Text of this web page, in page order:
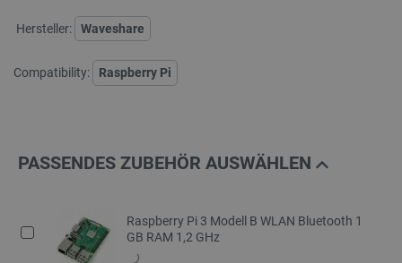
Hersteller: Waveshare
Compatibility: Raspberry Pi
PASSENDES ZUBEHÖR AUSWÄHLEN
Raspberry Pi 3 Modell B WLAN Bluetooth 1
GB RAM 1,2 GHz